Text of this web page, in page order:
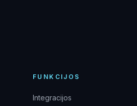
FUNKCIJOS
Integracijos